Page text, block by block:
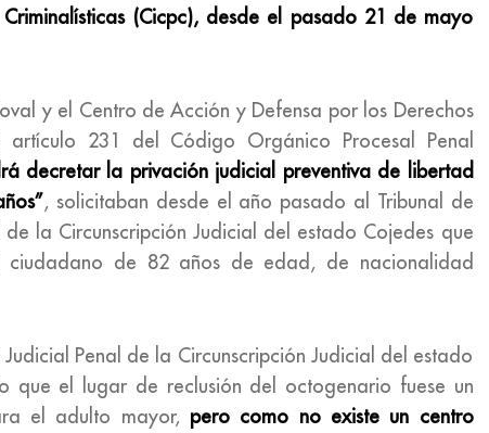
(Cicpc), desde el pasado 21 de mayo
y el Centro de Acción y Defensa por los Derechos
231 del Código Orgánico Procesal Penal
decretar la privación judicial preventiva de libertad
, solicitaban desde el año pasado al Tribunal de
la Circunscripción Judicial del estado Cojedes que
ciudadano de 82 años de edad, de nacionalidad
Penal de la Circunscripción Judicial del estado
que el lugar de reclusión del octogenario fuese un
el adulto mayor, pero como no existe un centro